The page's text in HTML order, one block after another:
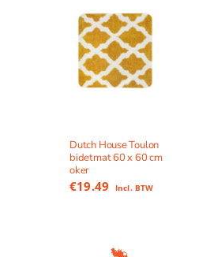
Dutch House Toulon
bidetmat 60 x 60 cm
oker
€19.49 Incl. BTW